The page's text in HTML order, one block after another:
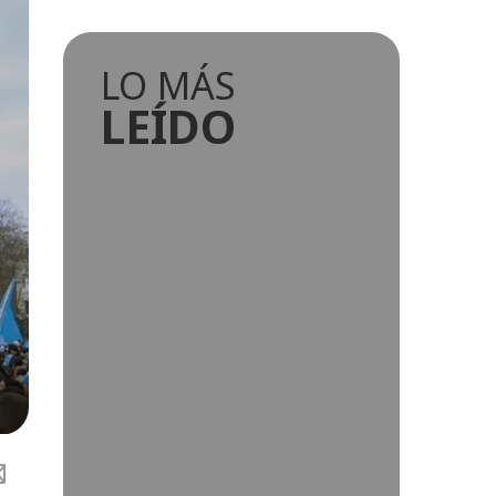
LO MÁS
LEÍDO